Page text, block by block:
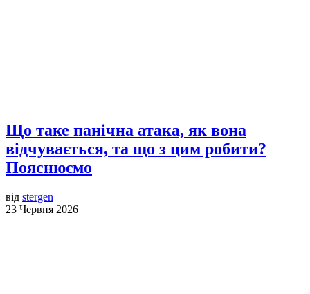
Що таке панічна атака, як вона
відчувається, та що з цим робити?
Пояснюємо
від stergen
23 Червня 2026